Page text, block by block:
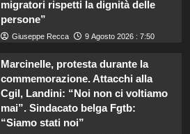
migratori rispetti la dignità delle
persone”
Giuseppe Recca 9 Agosto 2026 : 7:50
Marcinelle, protesta durante la
commemorazione. Attacchi alla
Cgil, Landini: “Noi non ci voltiamo
mai”. Sindacato belga Fgtb:
“Siamo stati noi”